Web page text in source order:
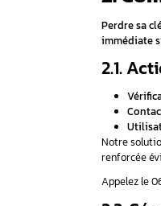
clé à distance ne
je ouvrir ma voiture
code d’une clé de